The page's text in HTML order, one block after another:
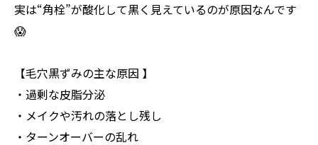
実は“角栓”が酸化して黒く見えているのが原因なんです
😱
【毛穴黒ずみの主な原因 】
・過剰な皮脂分泌
・メイクや汚れの落とし残し
・ターンオーバーの乱れ